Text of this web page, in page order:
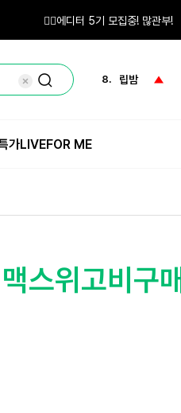
🙋‍♀️에디터 5기 모집중! 많관부!
6. 로션
8. 립밤
가LIVEFOR ME
스위고비구매